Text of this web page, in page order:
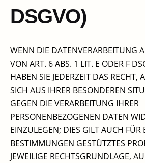
DSGVO)​
WENN DIE DATENVERARBEITUNG
VON ART. 6 ABS. 1 LIT. E ODER F
HABEN SIE JEDERZEIT DAS RECHT,
SICH AUS IHRER BESONDEREN
GEGEN DIE VERARBEITUNG IHRER
PERSONENBEZOGENEN DATEN
EINZULEGEN; DIES GILT AUCH FÜR
BESTIMMUNGEN GESTÜTZTES
JEWEILIGE RECHTSGRUNDLAGE,